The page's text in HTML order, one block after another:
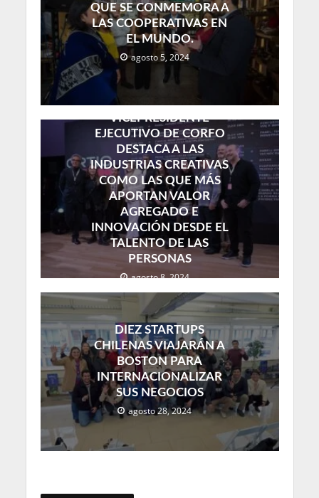
QUE SE CONMEMORA A
LAS COOPERATIVAS EN
EL MUNDO.
agosto 5, 2024
VICEPRESIDENTE
EJECUTIVO DE CORFO
DESTACA A LAS
INDUSTRIAS CREATIVAS
COMO LAS QUE MÁS
APORTAN VALOR
AGREGADO E
INNOVACIÓN DESDE EL
TALENTO DE LAS
PERSONAS
agosto 8, 2024
DIEZ STARTUPS
CHILENAS VIAJARÁN A
BOSTON PARA
INTERNACIONALIZAR
SUS NEGOCIOS
agosto 28, 2024